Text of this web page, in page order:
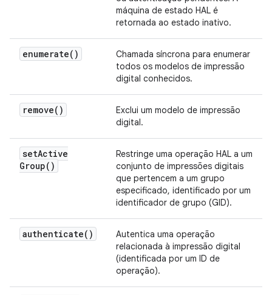
máquina de estado HAL é
retornada ao estado inativo.
enumerate( )
Chamada síncrona para enumerar
todos os modelos de impressão
digital conhecidos.
remove( )
Exclui um modelo de impressão
digital.
setActive
Group( )
Restringe uma operação HAL a um
conjunto de impressões digitais
que pertencem a um grupo
especificado, identificado por um
identificador de grupo (GID).
authenticate( )
Autentica uma operação
relacionada à impressão digital
(identificada por um ID de
operação).